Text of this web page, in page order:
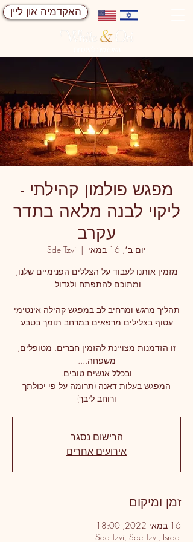
האקדמיה און ליין
מפגש פולמון קהילתי -
ליקוי לבנה מלאה בתדר
עקרב
יום ב׳, 16 במאי
  |
Sde Tzvi
זו הזדמנות מצויינת להזמין חברים, מטופלים,
המפגש בעלות דאנה (תרומה על פי יכולתך
ורוחב ליבך)
הרישום נסגר
אירועים אחרים
זמן ומיקום
16 במאי 2022, 18:00
Sde Tzvi, Sde Tzvi, Israel